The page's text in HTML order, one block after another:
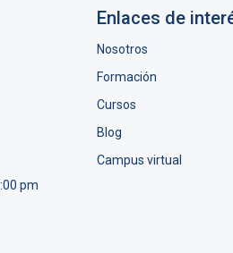
pm
Enlaces de
Nosotros
Formación
Cursos
Blog
Campus virtual